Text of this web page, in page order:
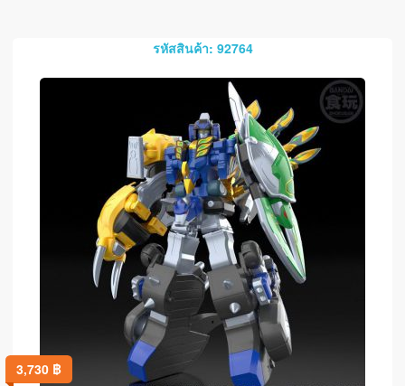
รหัสสินค้า: 92764
3,730 ฿